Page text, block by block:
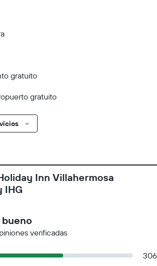
gratuito
gratuito
Inn Villahermosa
IHG
verificadas
306